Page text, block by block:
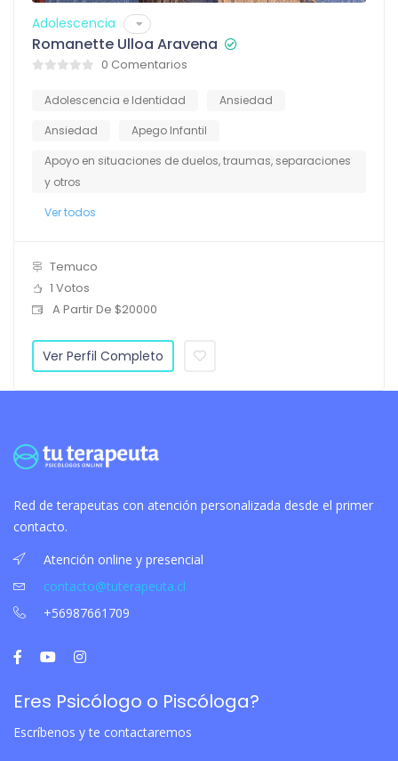
Adolescencia
Romanette Ulloa Aravena
0 Comentarios
Adolescencia e Identidad
Ansiedad
Ansiedad
Apego Infantil
Apoyo en situaciones de duelos, traumas, separaciones
y otros
Ver todos
Temuco
1 Votos
A Partir De $20000
Ver Perfil Completo
Red de terapeutas con atención personalizada desde el primer
contacto.
Atención online y presencial
contacto@tuterapeuta.cl
+56987661709
Eres Psicólogo o Piscóloga?
Escríbenos y te contactaremos